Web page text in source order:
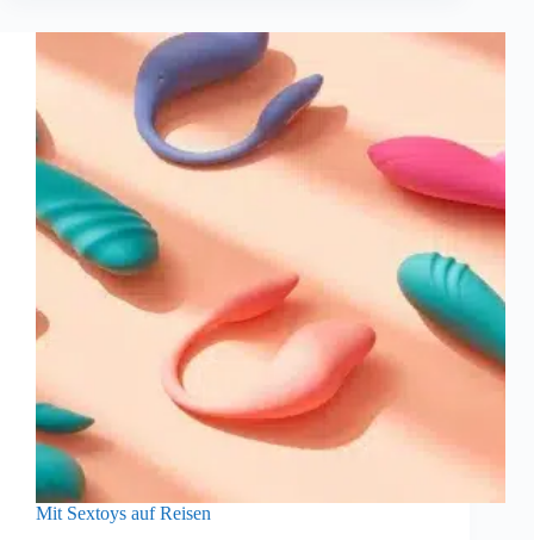
Mit Sextoys auf Reisen